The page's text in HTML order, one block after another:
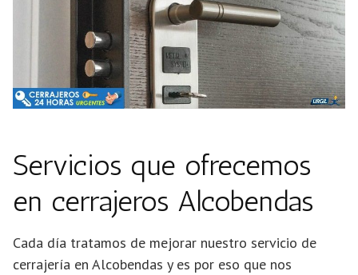
Servicios que ofrecemos
en cerrajeros Alcobendas
Cada día tratamos de mejorar nuestro servicio de
cerrajería en Alcobendas y es por eso que nos